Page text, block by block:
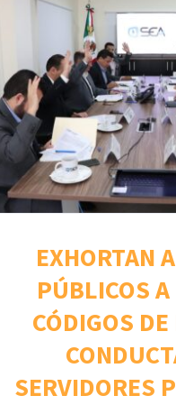
EXHORTAN
PÚBLICOS
CÓDIGOS
SERVIDORES